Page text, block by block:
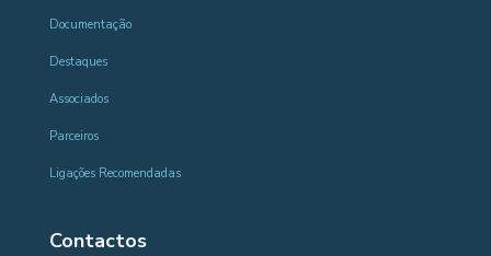
Documentação
Destaques
Associados
Parceiros
Ligações Recomendadas
Contactos